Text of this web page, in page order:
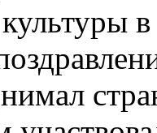
в